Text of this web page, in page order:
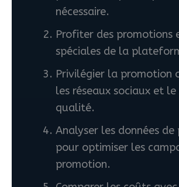
nécessaire.
Profiter des promotions
spéciales de la
Privilégier la promotion
les réseaux sociaux et
qualité.
Analyser les données
pour optimiser les
promotion.